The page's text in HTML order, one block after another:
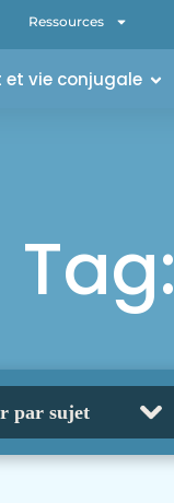
Ressources
et vie conjugale